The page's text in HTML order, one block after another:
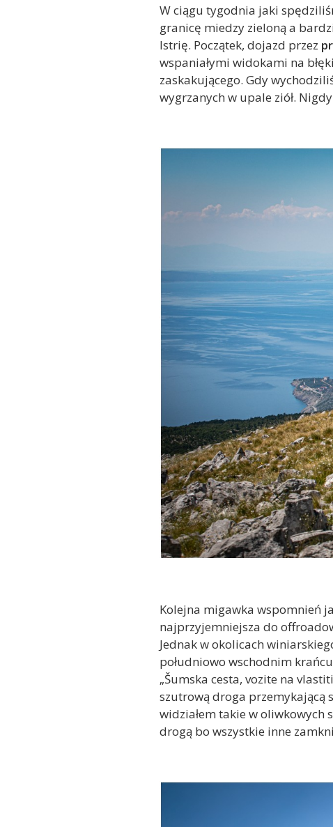
W ciągu tygodnia jaki
granicę miedzy zieloną a
Istrię. Początek, dojazd przez
wspaniałymi widokami na
zaskakującego. Gdy
wygrzanych w upale ziół.
Kolejna migawka wspomnień
najprzyjemniejsza do
Jednak w okolicach
południowo wschodnim
„Šumska cesta, vozite na
szutrową droga przemykającą
widziałem takie w oliwkowych
drogą bo wszystkie inne